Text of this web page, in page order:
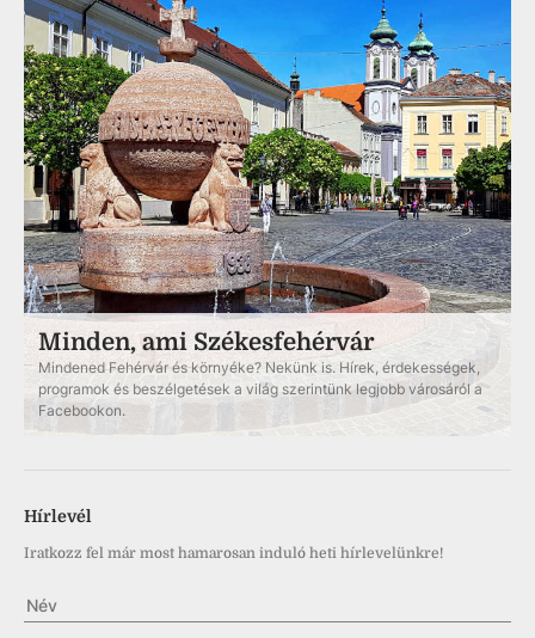
Minden, ami Székesfehérvár
Mindened Fehérvár és környéke? Nekünk is. Hírek, érdekességek,
programok és beszélgetések a világ szerintünk legjobb városáról a
Facebookon.
Hírlevél
Iratkozz fel már most hamarosan induló heti hírlevelünkre!